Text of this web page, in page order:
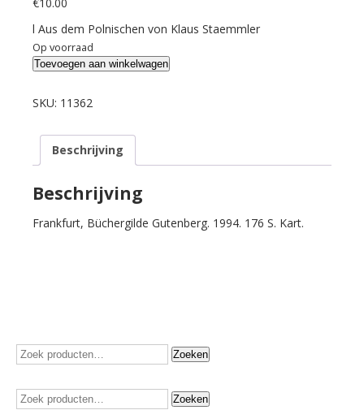
l Aus dem Polnischen von Klaus Staemmler
Op voorraad
Zbigniew,
Stilleben
Kandare.
aantal
Toevoegen aan winkelwagen
SKU: 11362
Beschrijving
Beschrijving
Frankfurt, Büchergilde Gutenberg. 1994. 176 S. Kart.
Zoeken
naar:
Zoeken
Zoeken
Zoeken